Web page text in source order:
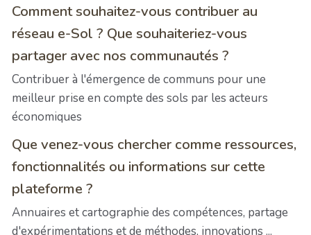
Comment souhaitez-vous contribuer au
réseau e-Sol ? Que souhaiteriez-vous
partager avec nos communautés ?
Contribuer à l'émergence de communs pour une
meilleur prise en compte des sols par les acteurs
économiques
Que venez-vous chercher comme ressources,
fonctionnalités ou informations sur cette
plateforme ?
Annuaires et cartographie des compétences, partage
d'expérimentations et de méthodes, innovations ...